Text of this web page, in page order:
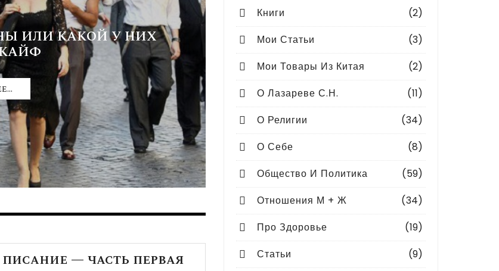
ИЛИ КАКОЙ У НИХ
ПСИХОЛОГИЯ
Подробнее...
— часть первая
Книги
(2)
Мои Статьи
(3)
Мои Товары Из Китая
(2)
О Лазареве С.Н.
(11)
О Религии
(34)
О Себе
(8)
Общество И Политика
(59)
Отношения М + Ж
(34)
Про Здоровье
(19)
Статьи
(9)